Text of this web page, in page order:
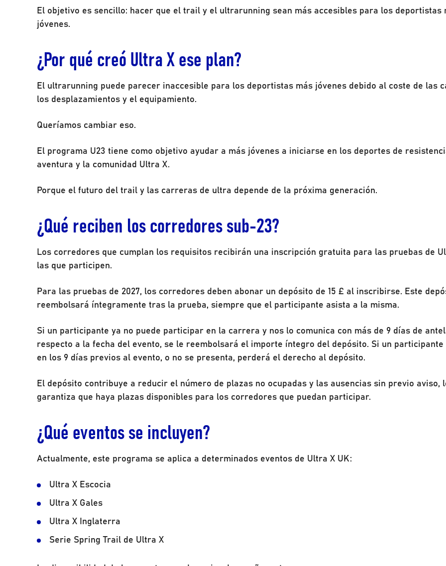
El objetivo es sencillo: hacer que el trail y el ultrarunning sean más accesibles para los deportistas
jóvenes.
¿Por qué creó Ultra X ese plan?
El ultrarunning puede parecer inaccesible para los deportistas más jóvenes debido al coste de las
los desplazamientos y el equipamiento.
Queríamos cambiar eso.
El programa U23 tiene como objetivo ayudar a más jóvenes a iniciarse en los deportes de
aventura y la comunidad Ultra X.
Porque el futuro del trail y las carreras de ultra depende de la próxima generación.
¿Qué reciben los corredores sub-23?
Los corredores que cumplan los requisitos recibirán una inscripción gratuita para las pruebas de
las que participen.
Para las pruebas de 2027, los corredores deben abonar un depósito de 15 £ al inscribirse. Este
reembolsará íntegramente tras la prueba, siempre que el participante asista a la misma.
Si un participante ya no puede participar en la carrera y nos lo comunica con más de 9 días de
respecto a la fecha del evento, se le reembolsará el importe íntegro del depósito. Si un
en los 9 días previos al evento, o no se presenta, perderá el derecho al depósito.
El depósito contribuye a reducir el número de plazas no ocupadas y las ausencias sin previo aviso,
garantiza que haya plazas disponibles para los corredores que puedan participar.
¿Qué eventos se incluyen?
Actualmente, este programa se aplica a determinados eventos de Ultra X UK:
Ultra X Escocia
Ultra X Gales
Ultra X Inglaterra
Serie Spring Trail de Ultra X